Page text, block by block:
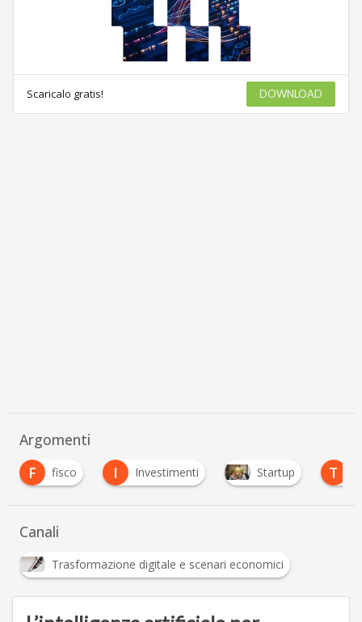
Scaricalo gratis! DOWNLOAD
Argomenti
fisco I Investimenti Startup T tasse
Canali
Trasformazione digitale e scenari economici